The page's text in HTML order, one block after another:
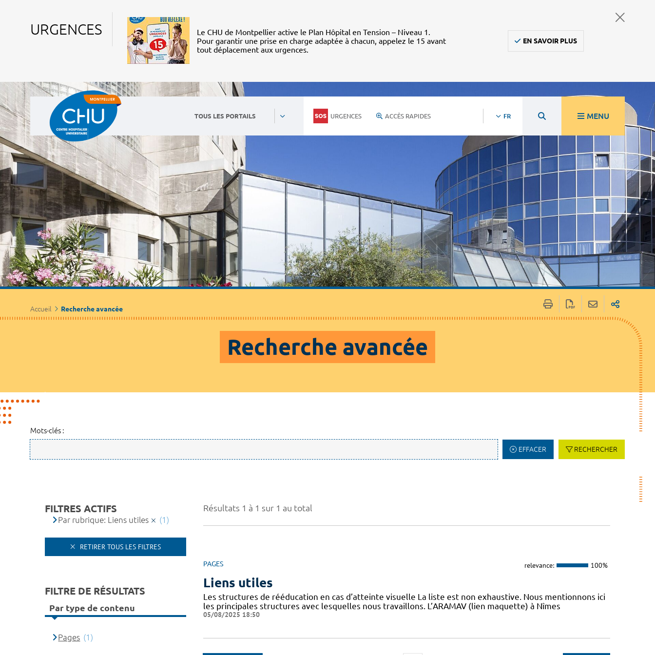
URGENCES
Le CHU de Montpellier active le Plan Hôpital en Tension – Niveau 1.
Pour garantir une prise en charge adaptée à chacun, appelez le 15 avant
tout déplacement aux urgences.
EN SAVOIR PLUS
TOUS LES PORTAILS URGENCES ACCÈS RAPIDES FR MENU
Accueil Recherche avancée
Recherche avancée
Mots-clés :
EFFACER RECHERCHER
Résultats 1 à 1 sur 1 au total
PAGES relevance: 100%
Liens utiles
Les structures de rééducation en cas d’atteinte visuelle La liste est non exhaustive. Nous mentionnons ici
les principales structures avec lesquelles nous travaillons. L’ARAMAV (lien maquette) à Nîmes
05/08/2025 18:50
FILTRES ACTIFS
Par rubrique: Liens utiles (1)
RETIRER TOUS LES FILTRES
FILTRE DE RÉSULTATS
Par type de contenu
Pages (1)